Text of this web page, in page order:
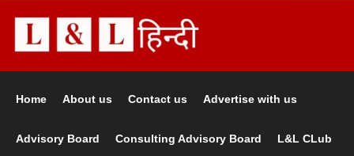
Home About us Contact us Advertise with us
Advisory Board Consulting Advisory Board L&L CLub